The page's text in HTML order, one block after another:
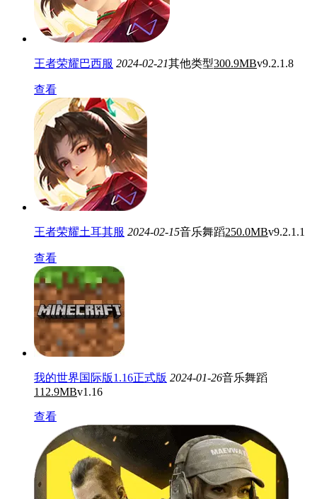
王者荣耀巴西服 2024-02-21其他类型300.9MBv9.2.1.8
查看
王者荣耀土耳其服 2024-02-15音乐舞蹈250.0MBv9.2.1.1
查看
我的世界国际版1.16正式版 2024-01-26音乐舞蹈
112.9MBv1.16
查看